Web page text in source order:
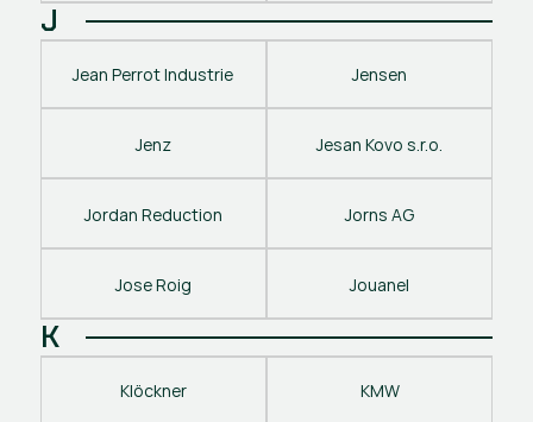
J
Jean Perrot Industrie Jensen
Jenz Jesan Kovo s.r.o.
Jordan Reduction Jorns AG
Jose Roig Jouanel
K
Klöckner KMW